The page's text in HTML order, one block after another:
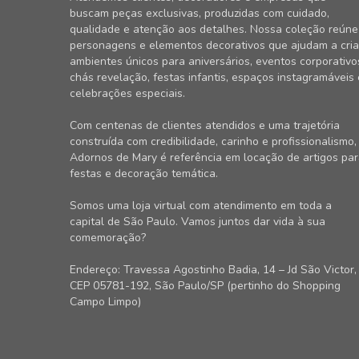
buscam peças exclusivas, produzidas com cuidado,
qualidade e atenção aos detalhes. Nossa coleção reúne
personagens e elementos decorativos que ajudam a
ambientes únicos para aniversários, eventos
chás revelação, festas infantis, espaços instagramáveis
celebrações especiais.
Com centenas de clientes atendidos e uma trajetória
construída com credibilidade, carinho e profissionalismo,
Adornos de Mary é referência em locação de artigos
festas e decoração temática.
Somos uma loja virtual com atendimento em toda a
capital de São Paulo. Vamos juntos dar vida à sua
comemoração?
Endereço: Travessa Agostinho Badia, 14 – Jd São Victor,
CEP 05781-192, São Paulo/SP (pertinho do Shopping
Campo Limpo)